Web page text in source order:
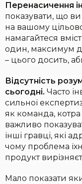
Перенасичення
показувати, що ви
на вашому
намагайтеся
один, максимум
– цього досить,
Відсутність
сьогодні. Часто
сильної
як команда,
важливо
інші гравці, які
чому проблема
продукт
Мало показати